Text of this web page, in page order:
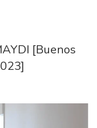
[Buenos